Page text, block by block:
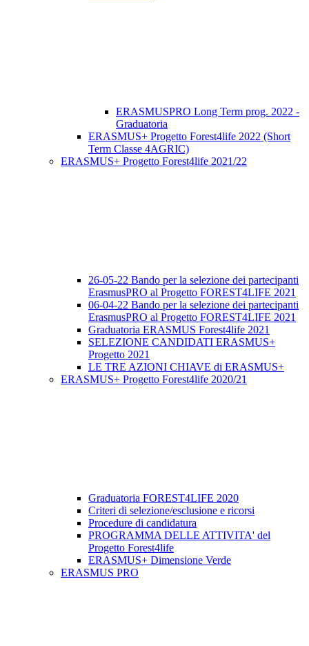
ERASMUSPRO Long Term prog. 2022 -
Graduatoria
ERASMUS+ Progetto Forest4life 2022 (Short
Term Classe 4AGRIC)
ERASMUS+ Progetto Forest4life 2021/22
26-05-22 Bando per la selezione dei partecipanti
ErasmusPRO al Progetto FOREST4LIFE 2021
06-04-22 Bando per la selezione dei partecipanti
ErasmusPRO al Progetto FOREST4LIFE 2021
Graduatoria ERASMUS Forest4life 2021
SELEZIONE CANDIDATI ERASMUS+
Progetto 2021
LE TRE AZIONI CHIAVE di ERASMUS+
ERASMUS+ Progetto Forest4life 2020/21
Graduatoria FOREST4LIFE 2020
Criteri di selezione/esclusione e ricorsi
Procedure di candidatura
PROGRAMMA DELLE ATTIVITA' del
Progetto Forest4life
ERASMUS+ Dimensione Verde
ERASMUS PRO